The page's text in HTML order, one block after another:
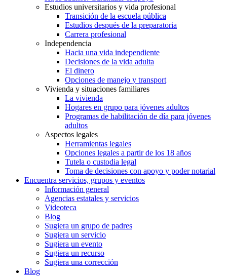
Estudios universitarios y vida profesional
Transición de la escuela pública
Estudios después de la preparatoria
Carrera profesional
Independencia
Hacia una vida independiente
Decisiones de la vida adulta
El dinero
Opciones de manejo y transport
Vivienda y situaciones familiares
La vivienda
Hogares en grupo para jóvenes adultos
Programas de habilitación de día para jóvenes
adultos
Aspectos legales
Herramientas legales
Opciones legales a partir de los 18 años
Tutela o custodia legal
Toma de decisiones con apoyo y poder notarial
Encuentra servicios, grupos y eventos
Información general
Agencias estatales y servicios
Videoteca
Blog
Sugiera un grupo de padres
Sugiera un servicio
Sugiera un evento
Sugiera un recurso
Sugiera una corrección
Blog